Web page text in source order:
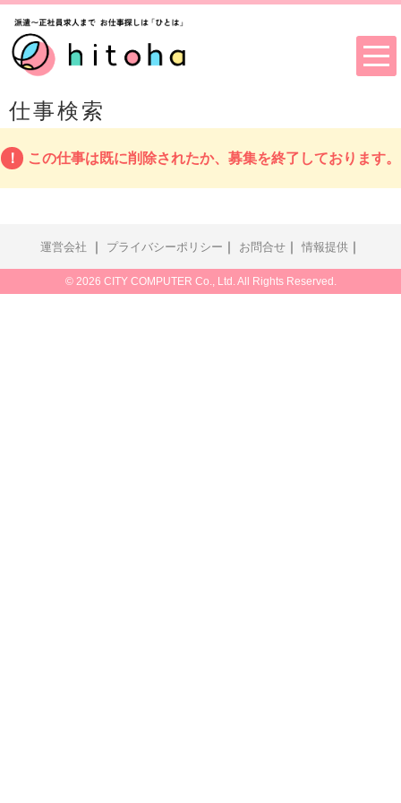
仕事検索
この仕事は既に削除されたか、募集を終了しております。
運営会社 ｜ プライバシーポリシー ｜ お問合せ ｜ 情報提供 ｜
© 2026 CITY COMPUTER Co., Ltd. All Rights Reserved.